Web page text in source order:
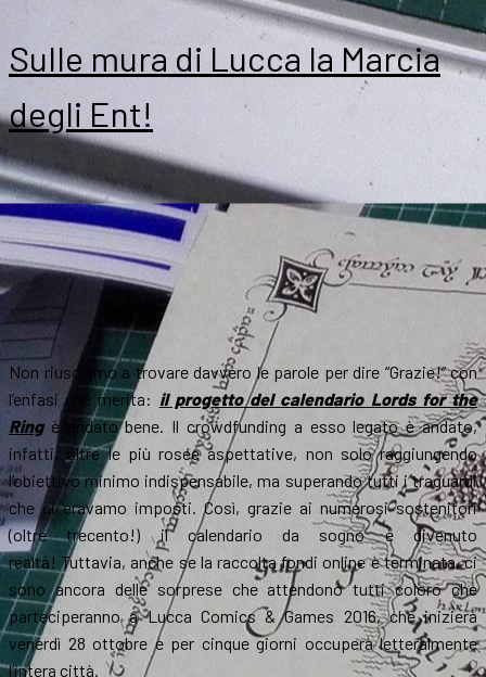
La
reincarnazione
degli
Lucca
Sulle mura di Lucca la Marcia
degli Ent!
Non riusciamo a trovare davvero le parole per dire “Grazie!” con
l’enfasi che merita: il progetto del calendario Lords for the
Ringè andato bene. Il crowdfunding a esso legato è andato,
infatti, oltre le più rosee aspettative, non solo raggiungendo
l’obiettivo minimo indispensabile, ma superando tutti i traguardi
che ci eravamo imposti. Così, grazie ai numerosi sostenitori
(oltre trecento!) il calendario da sogno è divenuto
realtà! Tuttavia, anche se la raccolta fondi online è terminata, ci
sono ancora delle sorprese che attendono tutti coloro che
parteciperanno a Lucca Comics & Games 2016, che inizierà
venerdì 28 ottobre e per cinque giorni occuperà letteralmente
l’intera città.